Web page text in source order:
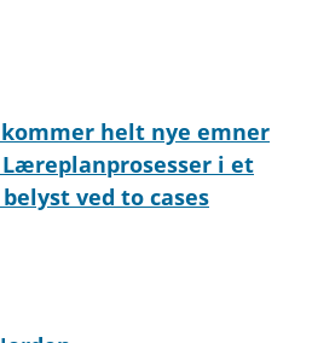
helt nye emner
i et
ved to cases